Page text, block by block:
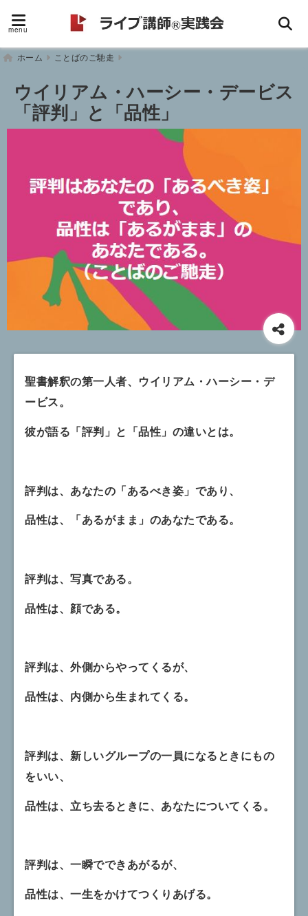
menu
ホーム ことばのご馳走
ウイリアム・ハーシー・デービス
「評判」と「品性」
聖書解釈の第一人者、ウイリアム・ハーシー・デ
ービス。
彼が語る「評判」と「品性」の違いとは。
評判は、あなたの「あるべき姿」であり、
品性は、「あるがまま」のあなたである。
評判は、写真である。
品性は、顔である。
評判は、外側からやってくるが、
品性は、内側から生まれてくる。
評判は、新しいグループの一員になるときにもの
をいい、
品性は、立ち去るときに、あなたについてくる。
評判は、一瞬でできあがるが、
品性は、一生をかけてつくりあげる。